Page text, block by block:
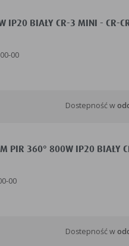
IP20 BIAŁY CR-3 MINI - CR-
00
Dostepność w
PIR 360° 800W IP20
00
Dostepność w